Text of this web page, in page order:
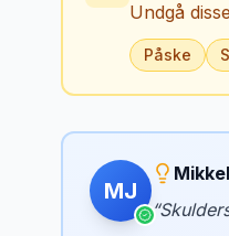
Undgå
Påske
MJ
“